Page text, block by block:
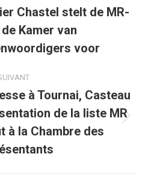
Article
précédent
Chastel stelt de MR-
Kamer van
voor
suivant
:
à Tournai, Casteau
de la liste MR
à la Chambre des